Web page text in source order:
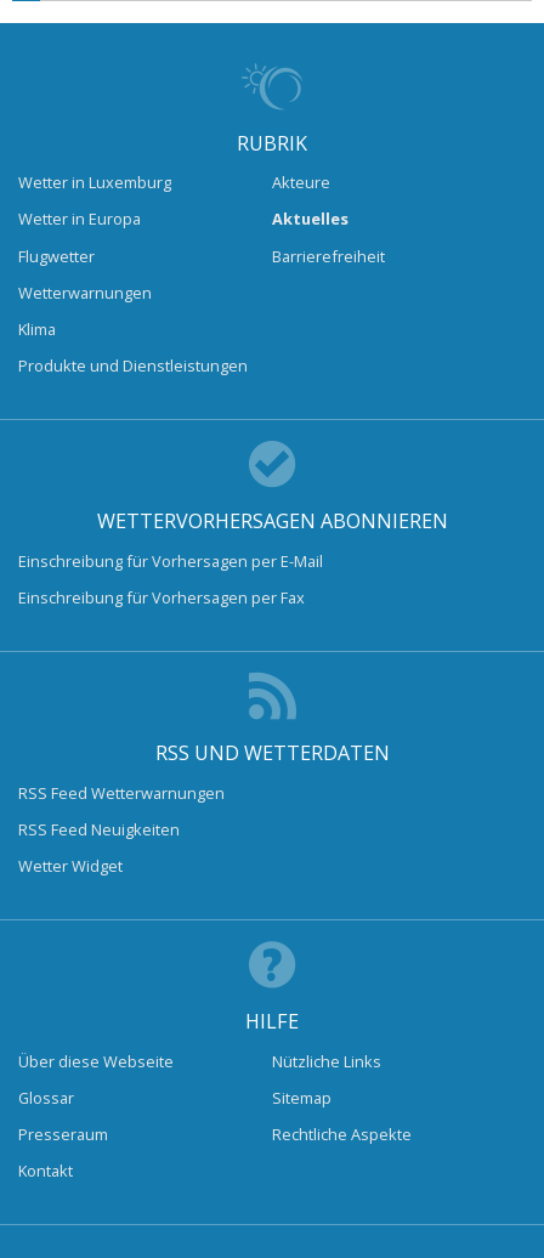
RUBRIK
Wetter in Luxemburg
Wetter in Europa
Flugwetter
Wetterwarnungen
Klima
Produkte und Dienstleistungen
Akteure
Aktuelles
Barrierefreiheit
WETTERVORHERSAGEN ABONNIEREN
Einschreibung für Vorhersagen per E-Mail
Einschreibung für Vorhersagen per Fax
RSS UND WETTERDATEN
RSS Feed Wetterwarnungen
RSS Feed Neuigkeiten
Wetter Widget
HILFE
Über diese Webseite
Glossar
Presseraum
Kontakt
Nützliche Links
Sitemap
Rechtliche Aspekte